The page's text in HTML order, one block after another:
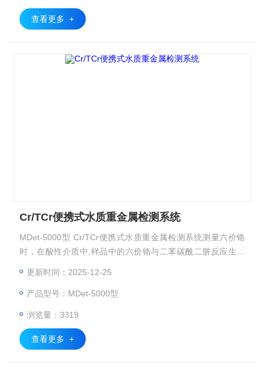
查看更多 +
Cr/TCr便携式水质重金属检测系统
MDet-5000型 Cr/TCr便携式水质重金属检测系统测量六价铬
时，在酸性介质中,样品中的六价铬与二苯碳酰二肼反应生成
闭高温、高压消解，将样品中的三价铬氧化为六价铬。
更新时间：2025-12-25
产品型号：MDet-5000型
浏览量：3319
查看更多 +